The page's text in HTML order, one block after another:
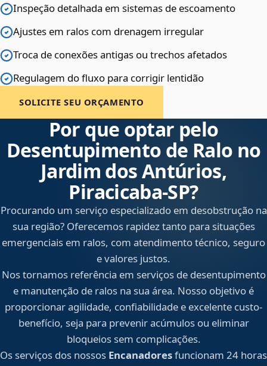
Inspeção detalhada em sistemas de escoamento
Ajustes em ralos com drenagem irregular
Troca de conexões antigas ou trechos afetados
Regulagem do fluxo para corrigir lentidão
SOLICITE SEU ORÇAMENTO
Por que optar pelo
Desentupimento de Ralo no
Jardim dos Antúrios,
Piracicaba‑SP?
Procurando um serviço especializado em desobstrução na
sua região? Oferecemos rapidez tanto para situações
emergenciais em ralos, com atendimento técnico, seguro
e valores justos.
Nos tornamos referência em serviços de desentupimento
e manutenção de ralos na sua área. Nosso objetivo é
proporcionar agilidade, confiabilidade e excelente custo-
benefício, seja para prevenir acúmulos ou eliminar
bloqueios sem complicações.
Os serviços dos nossos Encanadoresfuncionam 24 horas